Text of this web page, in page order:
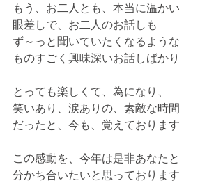
もう、お二人とも、本当に温かい
眼差しで、お二人のお話しも
ず～っと聞いていたくなるような
ものすごく興味深いお話しばかり
とっても楽しくて、為になり、
笑いあり、涙ありの、素敵な時間
だったと、今も、覚えております
この感動を、今年は是非あなたと
分かち合いたいと思っております